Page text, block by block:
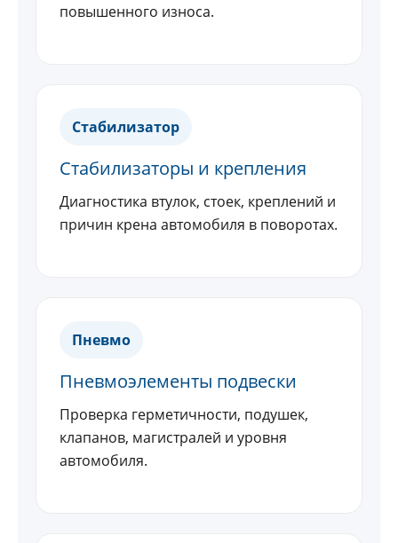
повышенного износа.
Стабилизатор
Стабилизаторы и крепления
Диагностика втулок, стоек, креплений и
причин крена автомобиля в поворотах.
Пневмо
Пневмоэлементы подвески
Проверка герметичности, подушек,
клапанов, магистралей и уровня
автомобиля.